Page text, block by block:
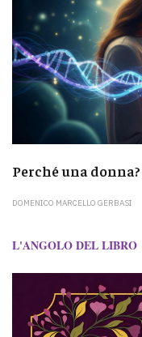
Perché una donna?
DOMENICO MARCELLO GERBASI
L'ANGOLO DEL LIBRO